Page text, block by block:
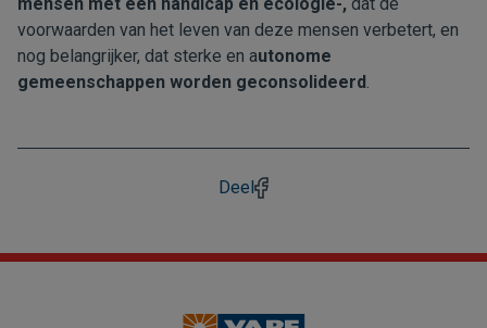
voorwaarden van het leven van deze mensen verbetert, en
nog belangrijker, dat sterke en autonome
gemeenschappen worden geconsolideerd.
Deel